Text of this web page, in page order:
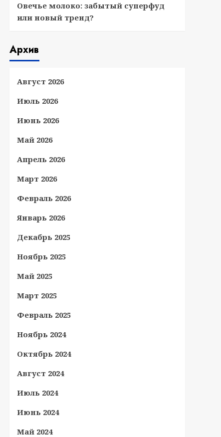
Овечье молоко: забытый суперфуд
или новый тренд?
Архив
Август 2026
Июль 2026
Июнь 2026
Май 2026
Апрель 2026
Март 2026
Февраль 2026
Январь 2026
Декабрь 2025
Ноябрь 2025
Май 2025
Март 2025
Февраль 2025
Ноябрь 2024
Октябрь 2024
Август 2024
Июль 2024
Июнь 2024
Май 2024